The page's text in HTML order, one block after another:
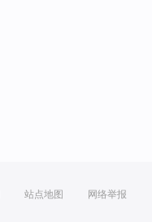
站点地图 网络举报